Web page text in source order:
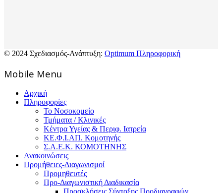
© 2024 Σχεδιασμός-Ανάπτυξη: Optimum Πληροφορική
Mοbile Menu
Αρχική
Πληροφορίες
Το Νοσοκομείο
Τμήματα / Κλινικές
Κέντρα Υγείας & Περιφ. Ιατρεία
ΚΕ.Φ.Ι.ΑΠ. Κομοτηνής
Σ.Α.Ε.Κ. ΚΟΜΟΤΗΝΗΣ
Ανακοινώσεις
Προμήθειες-Διαγωνισμοί
Προμηθευτές
Προ-Διαγωνιστική Διαδικασία